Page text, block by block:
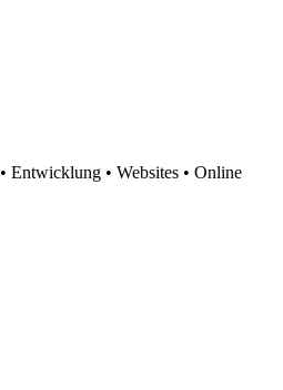
• Entwicklung • Websites • Online